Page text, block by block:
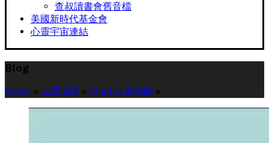
查叔讀書會舊音檔
美國新時代基金會
心靈宇宙連結
Blog
Home » 上課演講 » Charles 查老師 »